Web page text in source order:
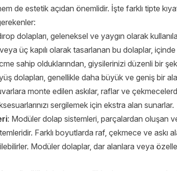
de estetik açıdan önemlidir. İşte farklı tipte
dolapları, geleneksel ve yaygın olarak
üç kapılı olarak tasarlanan bu dolaplar,
sahip olduklarından, giysilerinizi düzenli bir
dolapları, genellikle daha büyük ve geniş bir
monte edilen askılar, raflar ve
sergilemek için ekstra alan sunarlar.
: Modüler dolap sistemleri, parçalardan oluşan
Farklı boyutlarda raf, çekmece ve askı
Modüler dolaplar, dar alanlara veya